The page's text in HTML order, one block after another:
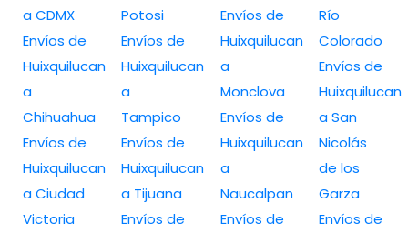
a CDMX
Envíos de
Huixquilucan
a
Chihuahua
Envíos de
Huixquilucan
a Ciudad
Victoria
Potosi
Envíos de
Huixquilucan
a
Tampico
Envíos de
Huixquilucan
a Tijuana
Envíos de
Envíos de
Huixquilucan
a
Monclova
Envíos de
Huixquilucan
a
Naucalpan
Envíos de
Río
Colorado
Envíos de
Huixquilucan
a San
Nicolás
de los
Garza
Envíos de